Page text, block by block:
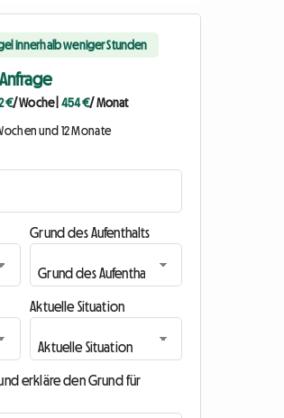
innerhalb weniger Stunden
Anfrage
€/ Woche| 454 €/ Monat
und 12 Monate
Grund des Aufenthalts
Aktuelle Situation
erkläre den Grund für